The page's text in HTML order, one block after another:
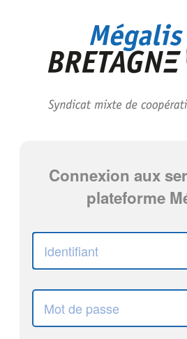
Connexion aux
plateforme